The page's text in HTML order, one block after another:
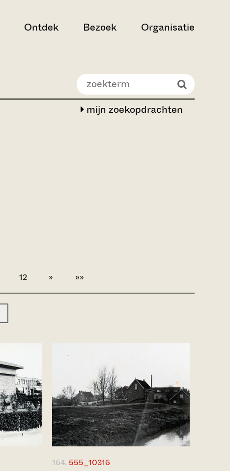
Ontdek Bezoek Organisatie
mijn zoekopdrachten
12 » »»
164. 555_10316